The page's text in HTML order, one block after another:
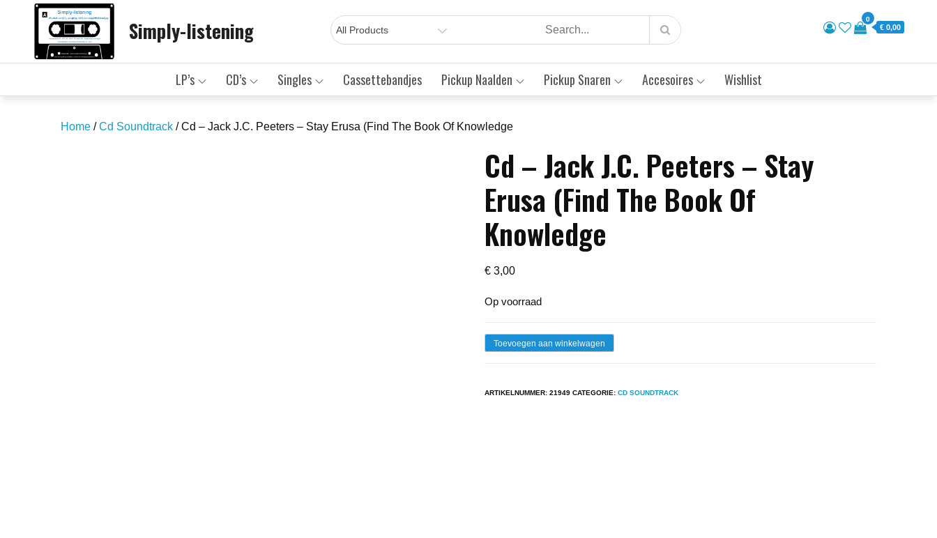
Simply-listening 0
€ 0,00
LP’s CD’s Singles Cassettebandjes Pickup Naalden Pickup Snaren Accesoires Wishlist
Home /Cd Soundtrack / Cd – Jack J.C. Peeters – Stay Erusa (Find The Book Of Knowledge
Cd – Jack J.C. Peeters – Stay
Erusa (Find The Book Of
Knowledge
€ 3,00
Op voorraad
CdToevoegen aan winkelwagen
ARTIKELNUMMER:21949 CATEGORIE:CD SOUNDTRACK